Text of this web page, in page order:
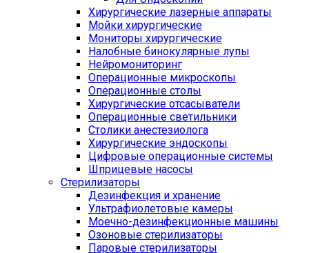
Хирургические лазерные аппараты
Мойки хирургические
Мониторы хирургические
Налобные бинокулярные лупы
Нейромониторинг
Операционные микроскопы
Операционные столы
Хирургические отсасыватели
Операционные светильники
Столики анестезиолога
Хирургические эндоскопы
Цифровые операционные системы
Шприцевые насосы
Стерилизаторы
Дезинфекция и хранение
Ультрафиолетовые камеры
Моечно-дезинфекционные машины
Озоновые стерилизаторы
Паровые стерилизаторы